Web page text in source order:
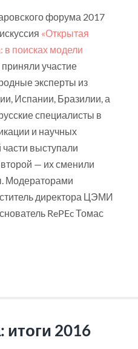
форума 2017
«Открытая
в поисках модели
участие
эксперты из
Испании, Бразилии, а
специалисты в
и научных
выступали
— их сменили
Модераторами
директора ЦЭМИ
RePEc Томас
итоги 2016